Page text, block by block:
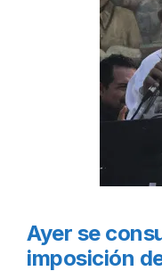
Ayer se
imposición